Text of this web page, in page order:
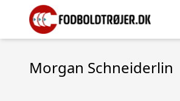
Morgan Schneiderlin